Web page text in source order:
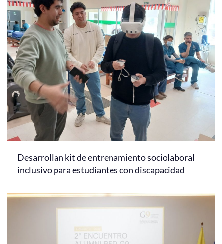
Desarrollan kit de entrenamiento sociolaboral
inclusivo para estudiantes con discapacidad